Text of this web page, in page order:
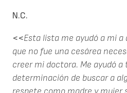
N.C.
<<Esta lista me ayudó a mi a
que no fue una cesárea
creer mi doctora. Me ayudó a
determinación de buscar a